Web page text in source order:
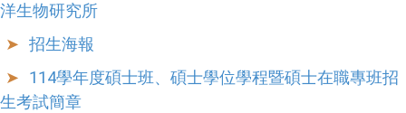
洋生物研究所
招生海報
114學年度碩士班、碩士學位學程暨碩士在職專班招
生考試簡章